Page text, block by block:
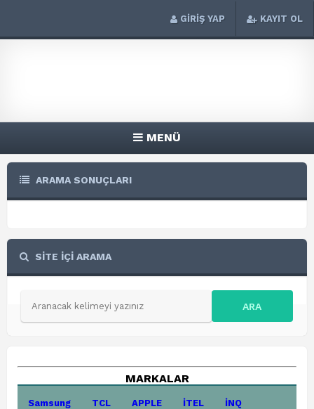
GİRİŞ YAP KAYIT OL
MENÜ
ARAMA SONUÇLARI
SİTE İÇİ ARAMA
ARA
MARKALAR
Samsung TCL APPLE İTEL İNQ